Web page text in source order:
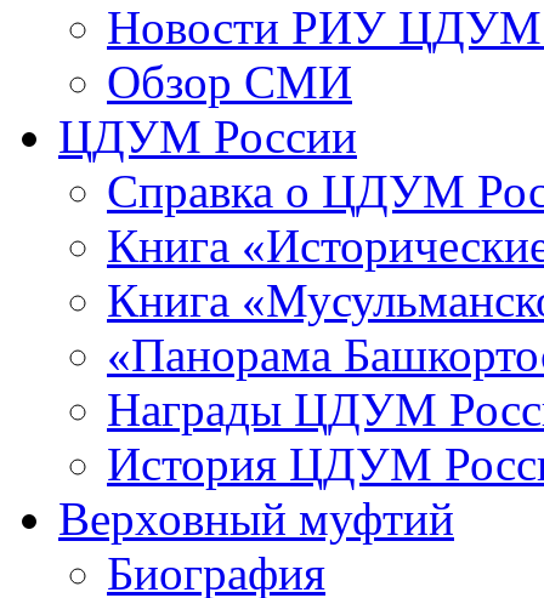
Новости РИУ ЦДУМ
Обзор СМИ
ЦДУМ России
Справка о ЦДУМ
Книга
Книга
«Панорама
Награды ЦДУМ
История ЦДУМ
Верховный муфтий
Биография